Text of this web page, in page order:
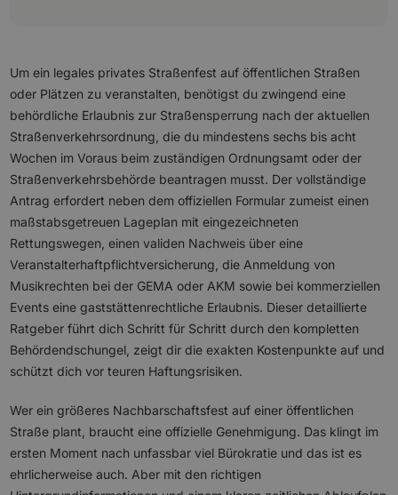
Um ein legales privates Straßenfest auf öffentlichen Straßen
oder Plätzen zu veranstalten, benötigst du zwingend eine
behördliche Erlaubnis zur Straßensperrung nach der aktuellen
Straßenverkehrsordnung, die du mindestens sechs bis acht
Wochen im Voraus beim zuständigen Ordnungsamt oder der
Straßenverkehrsbehörde beantragen musst. Der vollständige
Antrag erfordert neben dem offiziellen Formular zumeist einen
maßstabsgetreuen Lageplan mit eingezeichneten
Rettungswegen, einen validen Nachweis über eine
Veranstalterhaftpflichtversicherung, die Anmeldung von
Musikrechten bei der GEMA oder AKM sowie bei kommerziellen
Events eine gaststättenrechtliche Erlaubnis. Dieser detaillierte
Ratgeber führt dich Schritt für Schritt durch den kompletten
Behördendschungel, zeigt dir die exakten Kostenpunkte auf und
schützt dich vor teuren Haftungsrisiken.
Wer ein größeres Nachbarschaftsfest auf einer öffentlichen
Straße plant, braucht eine offizielle Genehmigung. Das klingt im
ersten Moment nach unfassbar viel Bürokratie und das ist es
ehrlicherweise auch. Aber mit den richtigen